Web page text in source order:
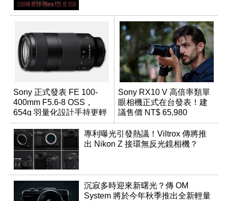
Sony 正式發表 FE 100-
400mm F5.6-8 OSS，
654g 羽量化設計手持更輕
鬆
Sony RX10 V 高倍率類單
眼相機正式在台發表！建
議售價 NT$ 65,980
專利曝光引發熱議！Viltrox 傳將推
出 Nikon Z 接環無反光鏡相機？
沉寂多時迎來新曙光？傳 OM
System 將於今年秋季推出全新輕量